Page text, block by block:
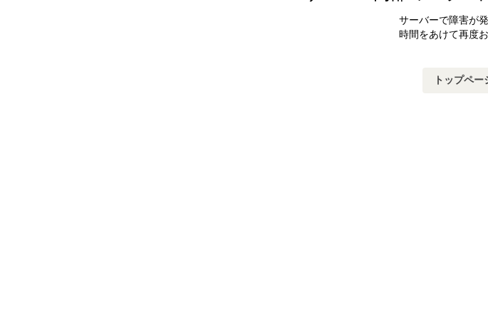
サーバーで障害が
時間をあけて再度
トップペー